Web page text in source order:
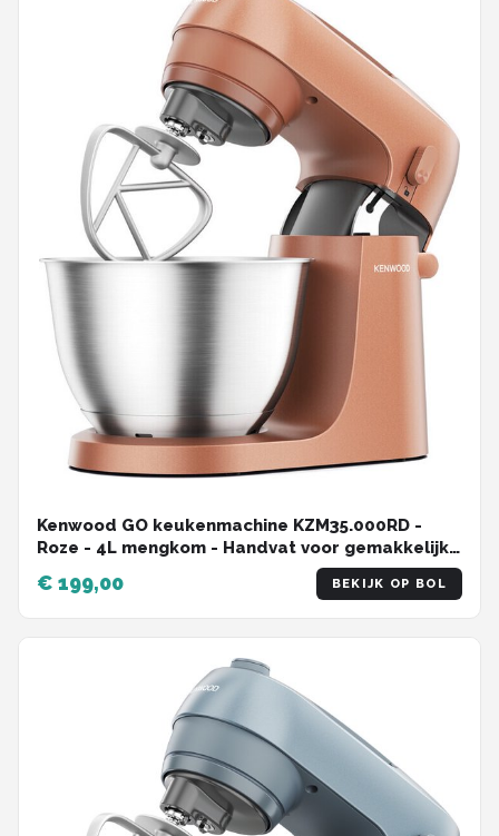
Kenwood GO keukenmachine KZM35.000RD -
Roze - 4L mengkom - Handvat voor gemakkelijk
verplaatsen - Compacte keukenrobot -
Opbergen in keukenkast of lade - [onderdeel GO
collectie]
€ 199,00 BEKIJK OP BOL